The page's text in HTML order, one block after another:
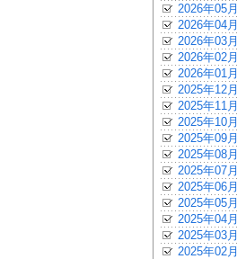
2026年05月
2026年04月
2026年03月
2026年02月
2026年01月
2025年12月
2025年11月
2025年10月
2025年09月
2025年08月
2025年07月
2025年06月
2025年05月
2025年04月
2025年03月
2025年02月